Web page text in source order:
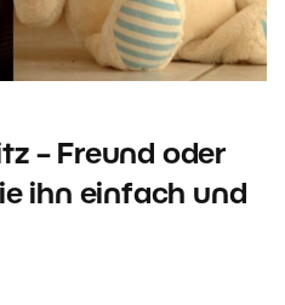
– Freund oder
ihn einfach und